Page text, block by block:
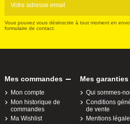
Vous pouvez vous désinscrire à tout moment en
formulaire de contact.
Mes commandes
Mon compte
Mon historique de
commandes
Ma Wishlist
Mes garanties
Qui sommes-
Conditions
de vente
Mentions